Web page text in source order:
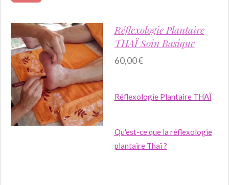
Réflexologie Plantaire
THAÏ Soin Basique
60,00 €
Réflexologie Plantaire THAÏ
Qu'est-ce que la réflexologie
plantaire Thaï ?